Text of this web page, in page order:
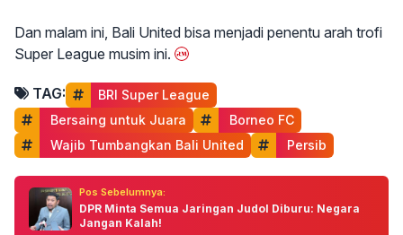
Dan malam ini, Bali United bisa menjadi penentu arah trofi
Super League musim ini.
TAG:
BRI Super League
Bersaing untuk Juara
Borneo FC
Wajib Tumbangkan Bali United
Persib
Pos Sebelumnya:
DPR Minta Semua Jaringan Judol Diburu: Negara
Jangan Kalah!